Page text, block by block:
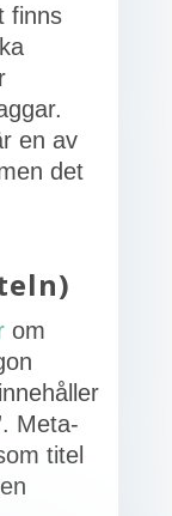
finns
en av
det
om
Meta-
titel